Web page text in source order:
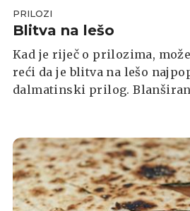
PRILOZI
Blitva na lešo
Kad je riječ o prilozima,
reći da je blitva na lešo
dalmatinski prilog.
češnjakom. Ovaj zdrav i
poslužuje uz riblja jela i